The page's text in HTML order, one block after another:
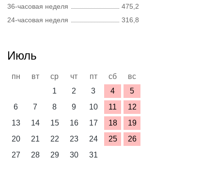
36-часовая неделя
475,2
24-часовая неделя
316,8
Июль
пн вт ср чт пт сб
вс
1
2 3 4
5
6
7 8 9 10 11
12
13
14 15 16 17 18
19
20
21 22 23 24 25
26
27
28 29 30 31